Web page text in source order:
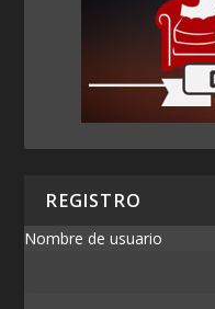
REGISTRO
Nombre de usuario